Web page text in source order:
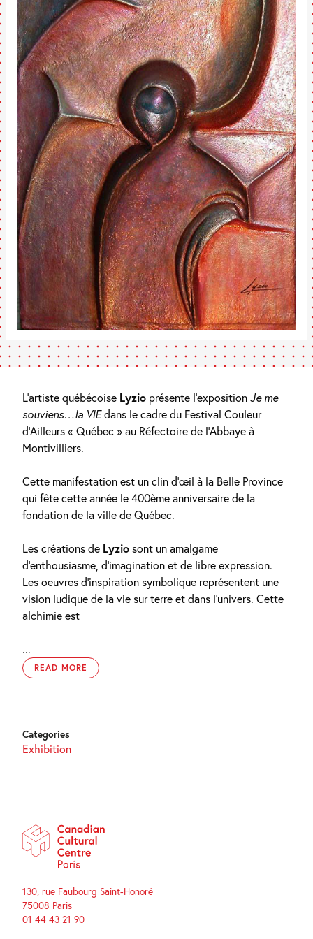
L’artiste québécoise Lyzio présente l’expositionJe me
souviens…la VIEdans le cadre du Festival Couleur
d’Ailleurs « Québec » au Réfectoire de l’Abbaye à
Montivilliers.
Cette manifestation est un clin d’œil à la Belle Province
qui fête cette année le 400ème anniversaire de la
fondation de la ville de Québec.
Les créations de Lyziosont un amalgame
d’enthousiasme, d’imagination et de libre expression.
Les oeuvres d’inspiration symbolique représentent une
vision ludique de la vie sur terre et dans l’univers. Cette
alchimie est
...
READ MORE
Categories
Exhibition
130, rue Faubourg Saint-Honoré
75008 Paris
01 44 43 21 90